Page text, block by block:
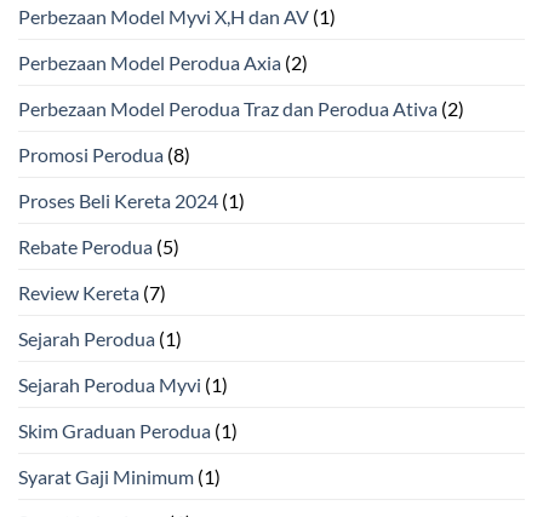
Perbezaan Model Myvi X,H dan AV (1)
Perbezaan Model Perodua Axia (2)
Perbezaan Model Perodua Traz dan Perodua Ativa (2)
Promosi Perodua (8)
Proses Beli Kereta 2024 (1)
Rebate Perodua (5)
Review Kereta (7)
Sejarah Perodua (1)
Sejarah Perodua Myvi (1)
Skim Graduan Perodua (1)
Syarat Gaji Minimum (1)